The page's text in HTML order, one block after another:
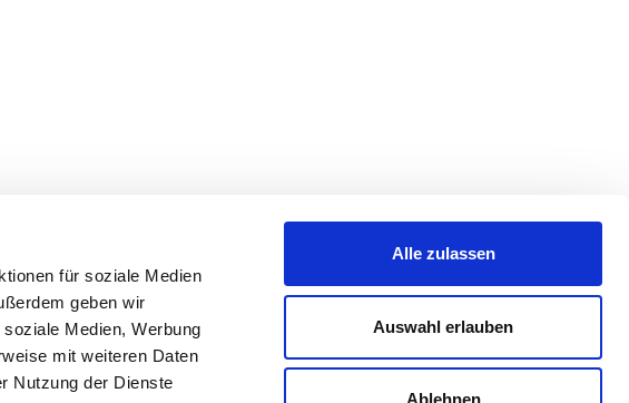
für soziale Medien
geben wir
Medien, Werbung
mit weiteren Daten
Nutzung der Dienste
Alle zulassen
Auswahl erlauben
Ablehnen